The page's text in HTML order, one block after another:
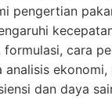
pengertian
formulasi, cara
analisis
dan daya